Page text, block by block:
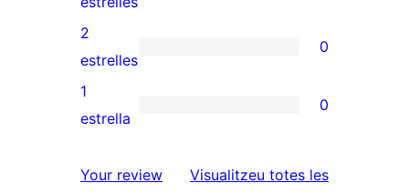
4
estrelles
valoracions
de
3
estrelles
0
valoracions
de
estrelles
2
estrelles
0
0
de
1
estrella
0
Your review Visualitzeu totes lesressenyes